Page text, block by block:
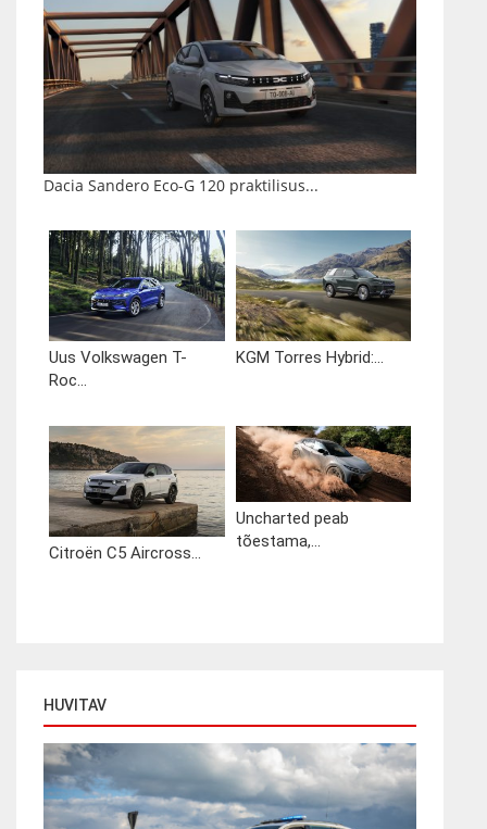
Dacia Sandero Eco-G 120 praktilisus...
Uus Volkswagen T-
Roc...
KGM Torres Hybrid:...
Citroën C5 Aircross...
Uncharted peab
tõestama,...
HUVITAV